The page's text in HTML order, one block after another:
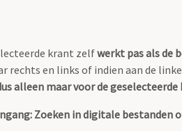
krant zelfwerkt pas als de
rechts en links of indien aan de
alleen maar voor de
Zoeken in digitale